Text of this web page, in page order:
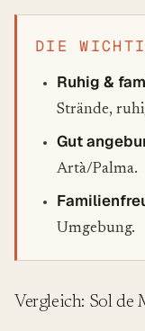
DIE
Ruhig &
Strände,
Gut
Artà/Palma.
Umgebung.
Vergleich: Sol de